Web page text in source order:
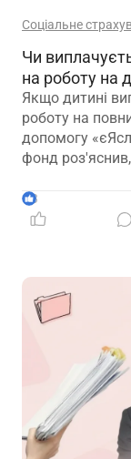
Соціальне
Чи
на роботу на
Якщо дитині
роботу на
допомогу
фонд
3